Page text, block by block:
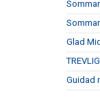
Glad
Guidad